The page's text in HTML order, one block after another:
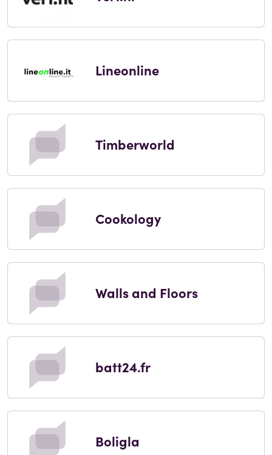
Lineonline
Timberworld
Cookology
Walls and Floors
batt24.fr
Boligla